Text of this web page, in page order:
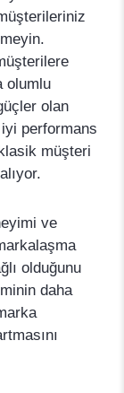
olumlu
olan
performans
müşteri
ve
olduğunu
daha